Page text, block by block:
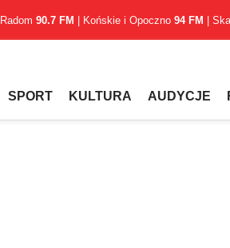
Radom 90.7 FM | Końskie i Opoczno 94 FM |
SPORT KULTURA AUDYCJE